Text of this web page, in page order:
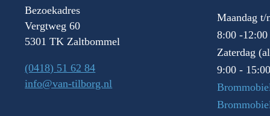
Bezoekadres
Vergtweg 60
5301 TK Zaltbommel
(0418) 51 62 84
info@van-tilborg.nl
Maandag
8:00 -
Zaterdag
9:00 -